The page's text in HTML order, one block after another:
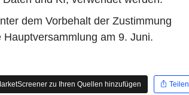
dem Vorbehalt der Zustimmung
am 9. Juni.
zu Ihren Quellen hinzufügen Teilen